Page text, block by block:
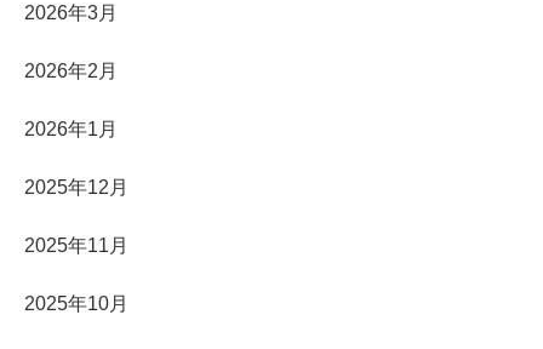
2026年3月
2026年2月
2026年1月
2025年12月
2025年11月
2025年10月